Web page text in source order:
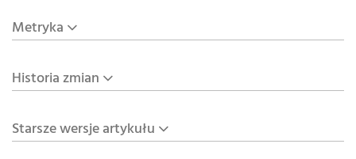
Metryka
Historia zmian
Starsze wersje artykułu